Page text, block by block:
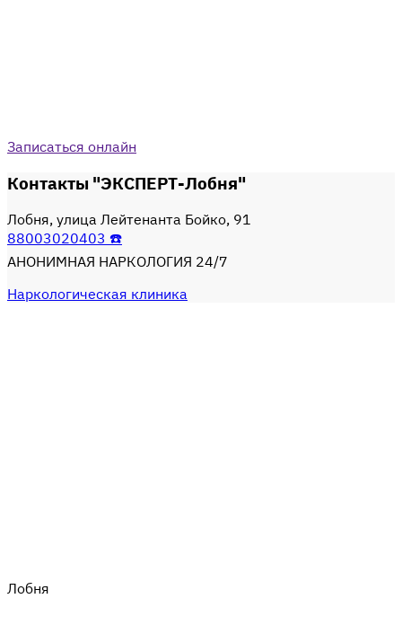
Записаться онлайн
Контакты "ЭКСПЕРТ-Лобня"
Лобня, улица Лейтенанта Бойко, 91
88003020403 ☎️
АНОНИМНАЯ НАРКОЛОГИЯ 24/7
Наркологическая клиника
Лобня